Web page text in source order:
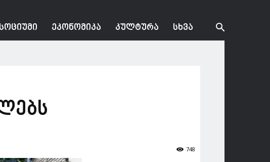
ᲡᲝᲪᲘᲣᲛᲘ ᲔᲙᲝᲜᲝᲛᲘᲙᲐ ᲙᲣᲚᲢᲣᲠᲐ ᲡᲮᲕᲐ
748